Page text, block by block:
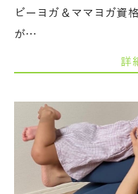
ビーヨガ＆ママヨガ資
が…
詳